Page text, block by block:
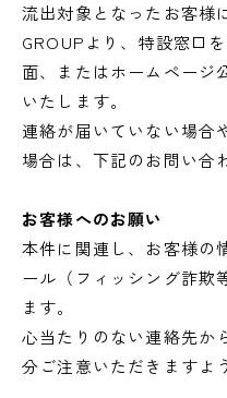
流出対象となったお客様
GROUPより、特設窓口
面、またはホームページ
いたします。
連絡が届いていない場合
場合は、下記のお問い合
お客様へのお願い
本件に関連し、お客様の
ール（フィッシング詐欺
ます。
心当たりのない連絡先か
分ご注意いただきますよ